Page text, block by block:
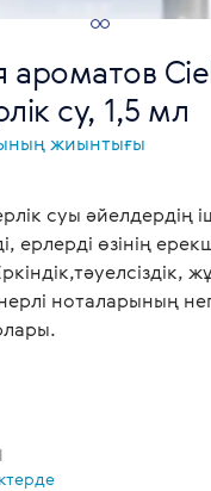
ароматов
су, 1,5 мл
жиынтығы
суы әйелдердің
ерлерді өзінің
ноталарының